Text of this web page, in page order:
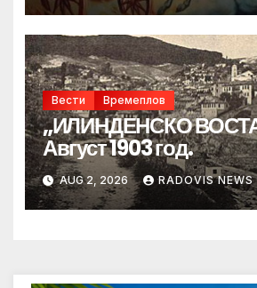
Вести Времеплов
„ИЛИНДЕНСКО
Август 1903 год.
AUG 2, 2026 RADOVIS NEWS